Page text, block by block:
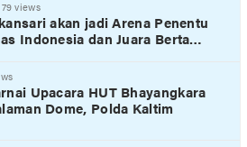
79 views
akan jadi Arena Penentu
Indonesia dan Juara Berta…
Upacara HUT Bhayangkara
Dome, Polda Kaltim